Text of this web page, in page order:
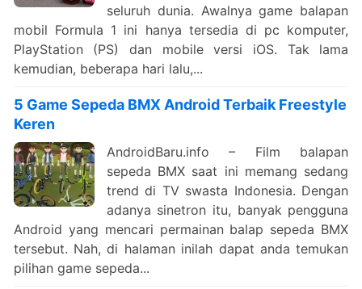
seluruh dunia. Awalnya game balapan
mobil Formula 1 ini hanya tersedia di pc komputer,
PlayStation (PS) dan mobile versi iOS. Tak lama
kemudian, beberapa hari lalu,...
5 Game Sepeda BMX Android Terbaik Freestyle
Keren
AndroidBaru.info – Film balapan
sepeda BMX saat ini memang sedang
trend di TV swasta Indonesia. Dengan
adanya sinetron itu, banyak pengguna
Android yang mencari permainan balap sepeda BMX
tersebut. Nah, di halaman inilah dapat anda temukan
pilihan game sepeda...